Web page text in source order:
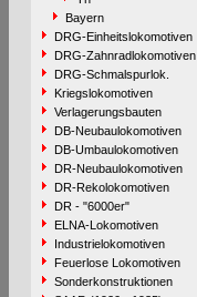
Bayern
DRG-Einheitslokomotiven
DRG-Zahnradlokomotiven
DRG-Schmalspurlok.
Kriegslokomotiven
Verlagerungsbauten
DB-Neubaulokomotiven
DB-Umbaulokomotiven
DR-Neubaulokomotiven
DR-Rekolokomotiven
DR - "6000er"
ELNA-Lokomotiven
Industrielokomotiven
Feuerlose Lokomotiven
Sonderkonstruktionen